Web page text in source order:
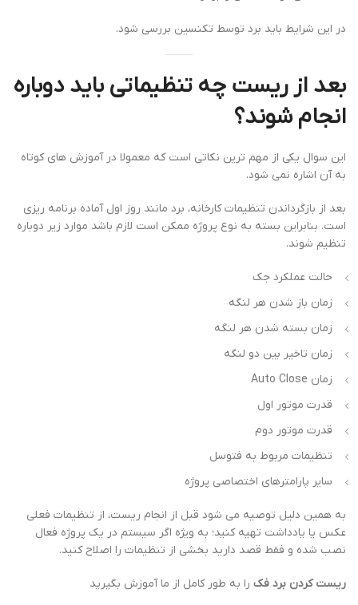
در این شرایط باید برد توسط تکنسین بررسی شود.
بعد از ریست چه تنظیماتی باید دوباره
انجام شوند؟
این سوال یکی از مهم ترین نکاتی است که معمولا در آموزش های کوتاه
به آن اشاره نمی شود.
بعد از بازگرداندن تنظیمات کارخانه، برد مانند روز اول آماده برنامه ریزی
است. بنابراین بسته به نوع پروژه ممکن است لازم باشد موارد زیر دوباره
تنظیم شوند.
حالت عملکرد جک
زمان باز شدن هر لنگه
زمان بسته شدن هر لنگه
زمان تاخیر بین دو لنگه
زمان Auto Close
قدرت موتور اول
قدرت موتور دوم
تنظیمات مربوط به فتوسل
سایر پارامترهای اختصاصی پروژه
به همین دلیل توصیه می شود قبل از انجام ریست، از تنظیمات فعلی
عکس یا یادداشت تهیه کنید؛ به ویژه اگر سیستم در یک پروژه فعال
نصب شده و فقط قصد دارید بخشی از تنظیمات را اصلاح کنید.
ریست کردن برد فک را به طور کامل از ما آموزش بگیرید